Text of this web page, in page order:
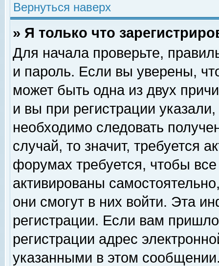
Вернуться наверх
» Я только что
Для начала проверьте,
и пароль. Если вы уверены,
может быть одна из двух
и вы при регистрации
необходимо следовать
случай, то значит, требуется
форумах требуется, чтобы
активированы
они смогут в них войти. Эта
регистрации. Если вам
регистрации адрес
указанными в этом